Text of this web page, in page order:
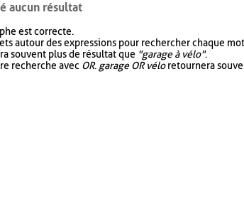
aucun résultat
est correcte.
autour des expressions pour rechercher chaque
souvent plus de résultat que "garage à vélo".
recherche avec OR. garage OR véloretournera